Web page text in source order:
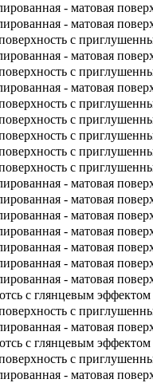
- матовая
- матовая
с
- матовая
с
- матовая
с
с
с
с
с
- матовая
- матовая
- матовая
- матовая
- матовая
- матовая
- матовая
с глянцевым эффектом
с
- матовая
с глянцевым эффектом
с
- матовая